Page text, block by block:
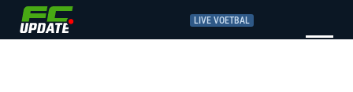
LIVE VOETBAL